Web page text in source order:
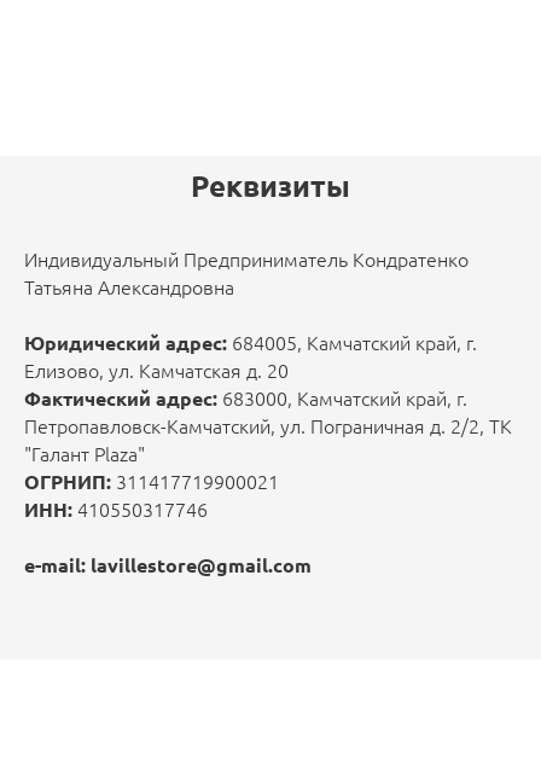
Реквизиты
Индивидуальный Предприниматель Кондратенко
Татьяна Александровна
Юридический адрес: 684005, Камчатский край, г.
Елизово, ул. Камчатская д. 20
Фактический адрес: 683000, Камчатский край, г.
Петропавловск-Камчатский, ул. Пограничная д. 2/2, ТК
"Галант Plaza"
ОГРНИП: 311417719900021
ИНН: 410550317746
e-mail: lavillestore@gmail.com